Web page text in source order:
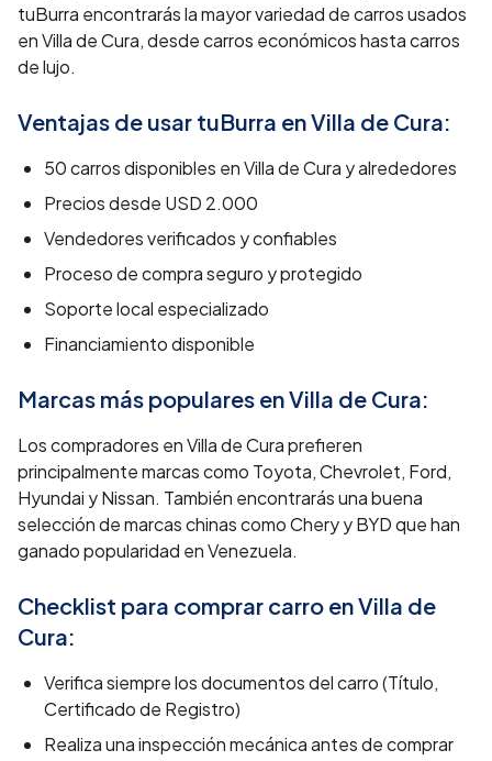
tuBurra encontrarás la mayor variedad de carros usados
en Villa de Cura, desde carros económicos hasta carros
de lujo.
Ventajas de usar tuBurra enVilla de Cura:
50carros disponibles enVilla de Cura y alrededores
Precios desde USD 2.000
Vendedores verificados y confiables
Proceso de compra seguro y protegido
Soporte local especializado
Financiamiento disponible
Marcas más populares enVilla de Cura:
Los compradores en Villa de Cura prefieren
principalmente marcas como Toyota, Chevrolet, Ford,
Hyundai y Nissan. También encontrarás una buena
selección de marcas chinas como Chery y BYD que han
ganado popularidad en Venezuela.
Checklist para comprar carro enVilla de
Cura:
Verifica siempre los documentos del carro (Título,
Certificado de Registro)
Realiza una inspección mecánica antes de comprar